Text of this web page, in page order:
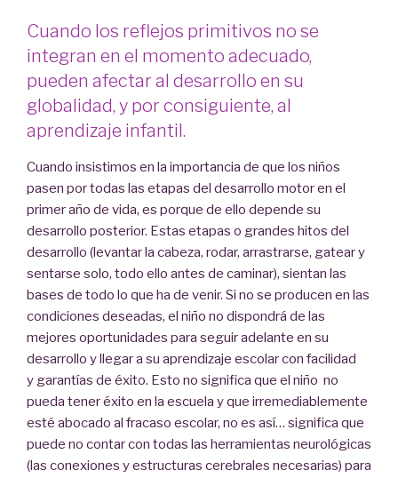
Cuando los reflejos primitivos no se
integran en el momento adecuado,
pueden afectar al desarrollo en su
globalidad, y por consiguiente, al
aprendizaje infantil.
Cuando insistimos en la importancia de que los niños
pasen por todas las etapas del desarrollo motor en el
primer año de vida, es porque de ello depende su
desarrollo posterior. Estas etapas o grandes hitos del
desarrollo (levantar la cabeza, rodar, arrastrarse, gatear y
sentarse solo, todo ello antes de caminar), sientan las
bases de todo lo que ha de venir. Si no se producen en las
condiciones deseadas, el niño no dispondrá de las
mejores oportunidades para seguir adelante en su
desarrollo y llegar a su aprendizaje escolar con facilidad
y garantías de éxito. Esto no significa que el niño no
pueda tener éxito en la escuela y que irremediablemente
esté abocado al fracaso escolar, no es así… significa que
puede no contar con todas las herramientas neurológicas
(las conexiones y estructuras cerebrales necesarias) para